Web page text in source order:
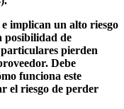
implican un alto riesgo
posibilidad de
pierden
Debe
funciona este
el riesgo de perder